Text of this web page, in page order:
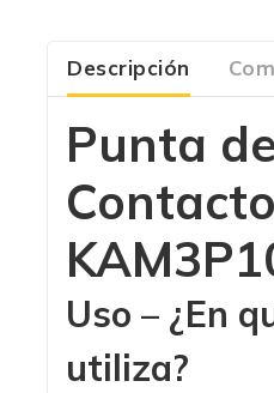
Descripción
Punta de
Contacto
Uso – ¿En
utiliza?